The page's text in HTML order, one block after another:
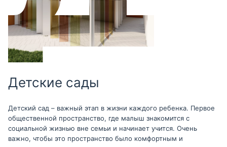
Детские сады
Детский сад – важный этап в жизни каждого ребенка. Первое
общественной пространство, где малыш знакомится с
социальной жизнью вне семьи и начинает учится. Очень
важно, чтобы это пространство было комфортным и